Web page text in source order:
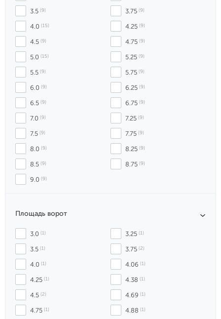
3.5 (9) 3.75 (9)
4.0 (15) 4.25 (9)
4.5 (9) 4.75 (9)
5.0 (15) 5.25 (9)
5.5 (9) 5.75 (9)
6.0 (9) 6.25 (9)
6.5 (9) 6.75 (9)
7.0 (9) 7.25 (9)
7.5 (9) 7.75 (9)
8.0 (9) 8.25 (9)
8.5 (9) 8.75 (9)
9.0 (9)
Площадь ворот
3.0 (1) 3.25 (1)
3.5 (1) 3.75 (2)
4.0 (1) 4.06 (1)
4.25 (1) 4.38 (1)
4.5 (2) 4.69 (1)
4.75 (1) 4.88 (1)